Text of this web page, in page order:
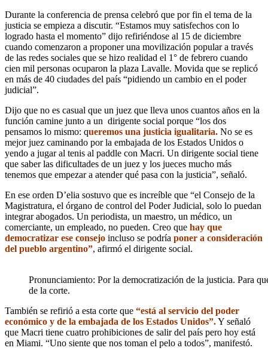
Durante la conferencia de prensa celebró que por fin el tema de la
justicia se empieza a discutir. “Estamos muy satisfechos con lo
logrado hasta el momento” dijo refiriéndose al 15 de diciembre
cuando comenzaron a proponer una movilización popular a través
de las redes sociales que se hizo realidad el 1° de febrero cuando
cien mil personas ocuparon la plaza Lavalle. Movida que se replicó
en más de 40 ciudades del país “pidiendo un cambio en el poder
judicial”.
Dijo que no es casual que un juez que lleva unos cuantos años en la
función camine junto a un dirigente social porque “los dos
pensamos lo mismo: queremos una justicia igualitaria. No se es
mejor juez caminando por la embajada de los Estados Unidos o
yendo a jugar al tenis al paddle con Macri. Un dirigente social tiene
que saber las dificultades de un juez y los jueces mucho más
tenemos que empezar a atender qué pasa con la justicia”, señaló.
En ese orden D’elia sostuvo que es increíble que “el Consejo de la
Magistratura, el órgano de control del Poder Judicial, solo lo puedan
integrar abogados. Un periodista, un maestro, un médico, un
comerciante, un empleado, no pueden. Creo que hay que
democratizar ese consejo incluso se podría poner a consideración
del pueblo argentino”, afirmó el dirigente social.
Pronunciamiento: Por la democratización de la justicia. Para
de la corte.
También se refirió a esta corte que “está al servicio del poder
económico y de la embajada de los Estados Unidos”.Y señaló
que Macri tiene cuatro prohibiciones de salir del país pero hoy está
en Miami. “Uno siente que nos toman el pelo a todos”, manifestó.